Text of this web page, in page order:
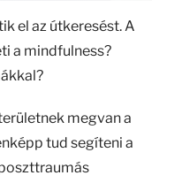
el az útkeresést. A
a mindfulness?
megvan a
tud segíteni a